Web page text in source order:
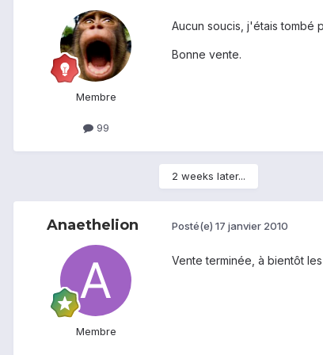
Membre
99
Aucun soucis, j'étais tombé
Bonne vente.
2 weeks later...
Anaethelion
Membre
Posté(e) 17 janvier 2010
Vente terminée, à bientôt